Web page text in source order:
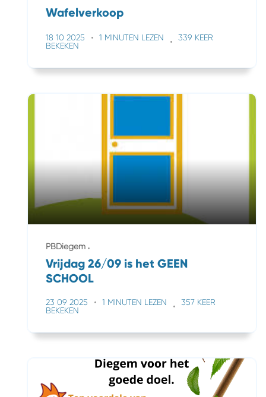
Wafelverkoop
18 10 2025 1 MINUTEN LEZEN
339 KEER
BEKEKEN
PBDiegem
Vrijdag 26/09 is het GEEN
SCHOOL
23 09 2025 1 MINUTEN LEZEN
357 KEER
BEKEKEN